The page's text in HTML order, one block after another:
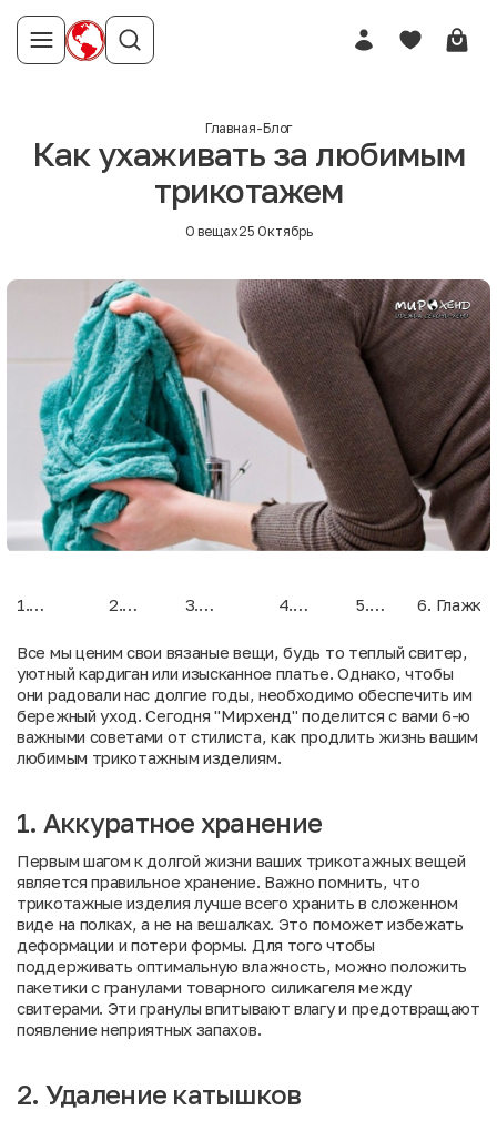
Главная-Блог
Как ухаживать за любимым
трикотажем
О вещах25 Октябрь
1.
хранение
2.
катышков
3.
перед
стиркой
4.
стирка
5.
сушка
6. Глажка
Все мы ценим свои вязаные вещи, будь то теплый свитер,
уютный кардиган или изысканное платье. Однако, чтобы
они радовали нас долгие годы, необходимо обеспечить им
бережный уход. Сегодня "Мирхенд" поделится с вами 6-ю
важными советами от стилиста, как продлить жизнь вашим
любимым трикотажным изделиям.
1. Аккуратное хранение
Первым шагом к долгой жизни ваших трикотажных вещей
является правильное хранение. Важно помнить, что
трикотажные изделия лучше всего хранить в сложенном
виде на полках, а не на вешалках. Это поможет избежать
деформации и потери формы. Для того чтобы
поддерживать оптимальную влажность, можно положить
пакетики с гранулами товарного силикагеля между
свитерами. Эти гранулы впитывают влагу и предотвращают
появление неприятных запахов.
2. Удаление катышков